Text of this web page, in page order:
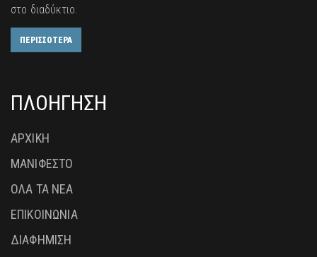
στο διαδύκτιο.
ΠΕΡΙΣΣΟΤΕΡΑ
ΠΛΟΗΓΗΣΗ
ΑΡΧΙΚΗ
ΜΑΝΙΦΕΣΤΟ
ΟΛΑ ΤΑ ΝΕΑ
ΕΠΙΚΟΙΝΩΝΙΑ
ΔΙΑΦΗΜΙΣΗ